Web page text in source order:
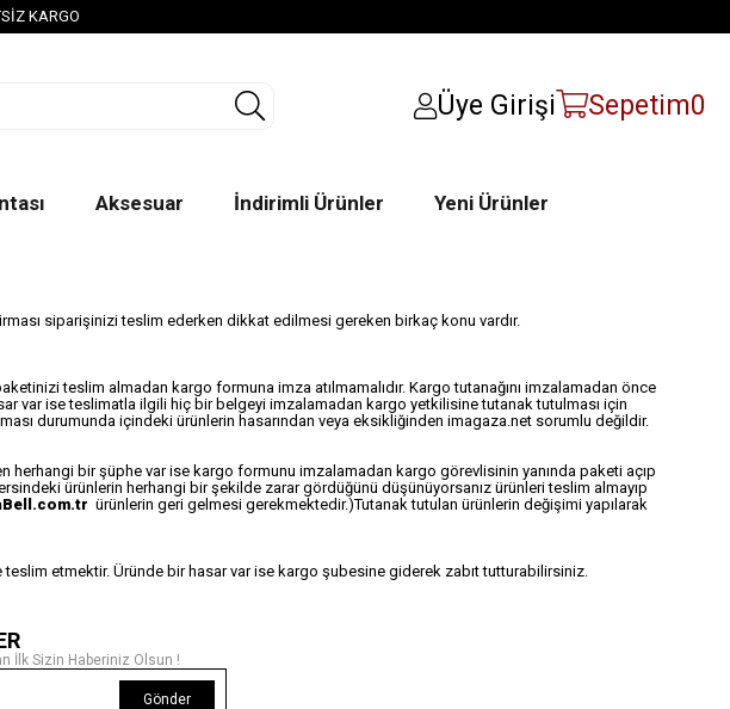
KARGO
Üye Girişi Sepetim0
Aksesuar İndirimli Ürünler Yeni Ürünler
siparişinizi teslim ederken dikkat edilmesi gereken birkaç konu vardır.
teslim almadan kargo formuna imza atılmamalıdır. Kargo tutanağını imzalamadan önce
var ise teslimatla ilgili hiç bir belgeyi imzalamadan kargo yetkilisine tutanak tutulması için
durumunda içindeki ürünlerin hasarından veya eksikliğinden imagaza.net sorumlu değildir.
bir şüphe var ise kargo formunu imzalamadan kargo görevlisinin yanında paketi açıp
ürünlerin herhangi bir şekilde zarar gördüğünü düşünüyorsanız ürünleri teslim almayıp
ürünlerin geri gelmesi gerekmektedir.)Tutanak tutulan ürünlerin değişimi yapılarak
teslim etmektir. Üründe bir hasar var ise kargo şubesine giderek zabıt tutturabilirsiniz.
İlk Sizin Haberiniz Olsun !
Gönder